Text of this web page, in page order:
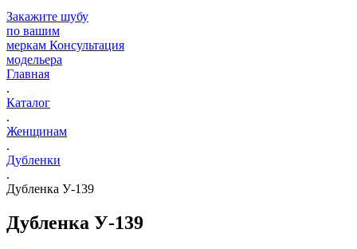
Закажите шубу
по вашим
меркам Консультация
модельера
Главная
.
Каталог
.
Женщинам
.
Дубленки
.
Дубленка У-139
Дубленка У-139